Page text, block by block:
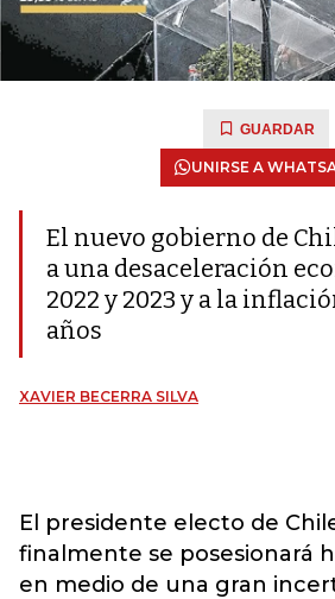
GUARDAR
UNIRSE A
El nuevo gobierno de
a una desaceleración
2022 y 2023 y a la
años
XAVIER BECERRA SILVA
El presidente electo de
finalmente se posesionará
en medio de una gran